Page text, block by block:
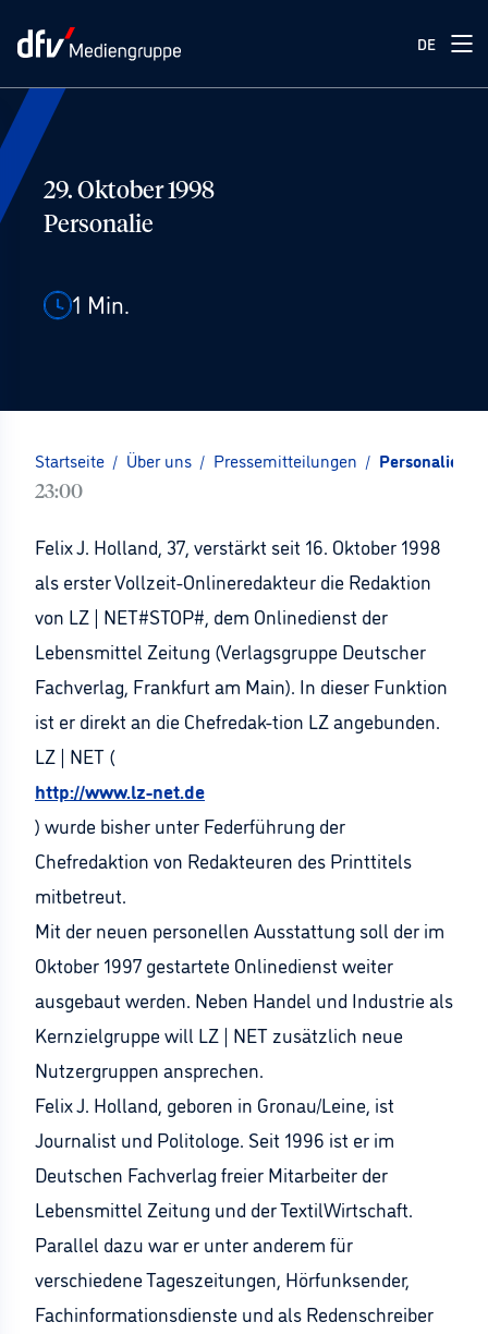
DE
29. Oktober 1998
Personalie
1 Min.
Startseite / Über uns / Pressemitteilungen / Personalie
23:00
Felix J. Holland, 37, verstärkt seit 16. Oktober 1998
als erster Vollzeit-Onlineredakteur die Redaktion
von LZ | NET#STOP#, dem Onlinedienst der
Lebensmittel Zeitung (Verlagsgruppe Deutscher
Fachverlag, Frankfurt am Main). In dieser Funktion
ist er direkt an die Chefredak-tion LZ angebunden.
LZ | NET (
http://www.lz-net.de
) wurde bisher unter Federführung der
Chefredaktion von Redakteuren des Printtitels
mitbetreut.
Mit der neuen personellen Ausstattung soll der im
Oktober 1997 gestartete Onlinedienst weiter
ausgebaut werden. Neben Handel und Industrie als
Kernzielgruppe will LZ | NET zusätzlich neue
Nutzergruppen ansprechen.
Felix J. Holland, geboren in Gronau/Leine, ist
Journalist und Politologe. Seit 1996 ist er im
Deutschen Fachverlag freier Mitarbeiter der
Lebensmittel Zeitung und der TextilWirtschaft.
Parallel dazu war er unter anderem für
verschiedene Tageszeitungen, Hörfunksender,
Fachinformationsdienste und als Redenschreiber